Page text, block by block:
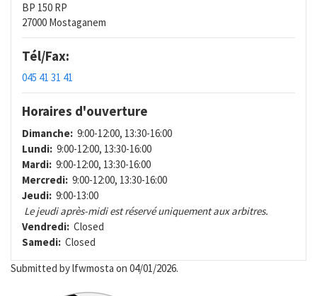
BP 150 RP
27000 Mostaganem
Tél/Fax:
045 41 31 41
Horaires d'ouverture
Dimanche: 9:00-12:00, 13:30-16:00
Lundi: 9:00-12:00, 13:30-16:00
Mardi: 9:00-12:00, 13:30-16:00
Mercredi: 9:00-12:00, 13:30-16:00
Jeudi: 9:00-13:00
Le jeudi après-midi est réservé uniquement aux arbitres.
Vendredi: Closed
Samedi: Closed
Submitted bylfwmosta on 04/01/2026.